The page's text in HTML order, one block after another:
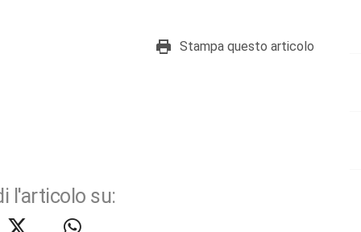
Stampa questo articolo
l'articolo su: